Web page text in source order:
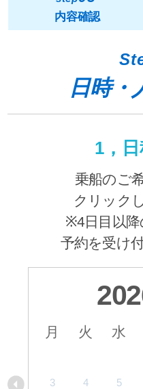
内容確認
日時・
1，
乗船のご
クリック
※4日目以降
予約を受け
月 火 水
3 4 5